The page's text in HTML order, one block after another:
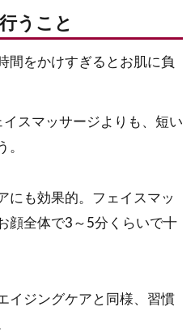
うこと
間をかけすぎるとお肌に負
スマッサージよりも、短い
。
にも効果的。フェイスマッ
顔全体で3～5分くらいで十
イジングケアと同様、習慣